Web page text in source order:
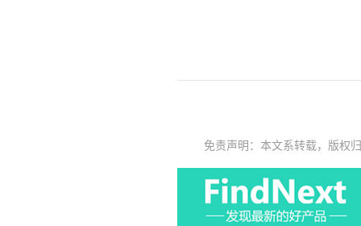
免责声明：本文系转载，版权